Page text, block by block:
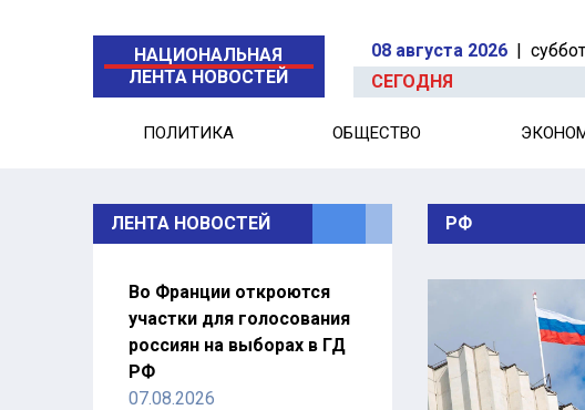
НАЦИОНАЛЬНАЯ
ЛЕНТА НОВОСТЕЙ
08 августа 2026 |
СЕГОДНЯ
ПОЛИТИКА ОБЩЕСТВО
ЛЕНТА НОВОСТЕЙ
Во Франции откроются
участки для голосования
россиян на выборах в ГД
РФ
07.08.2026
РФ